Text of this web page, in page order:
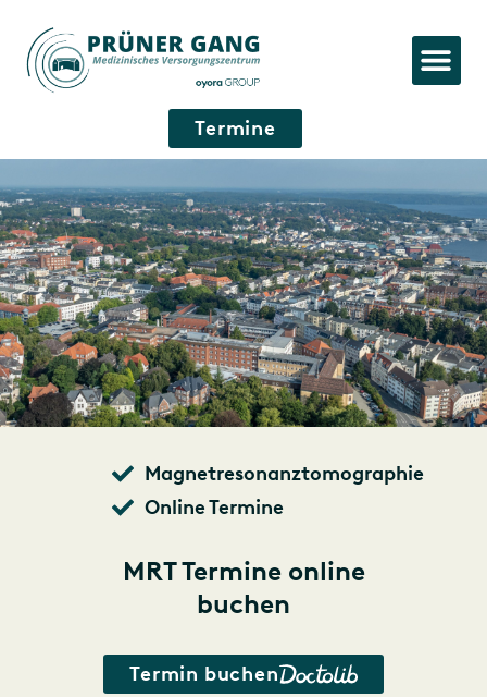
Termine
Magnetresonanztomographie
Online Termine
MRT Termine online
buchen
Termin buchen